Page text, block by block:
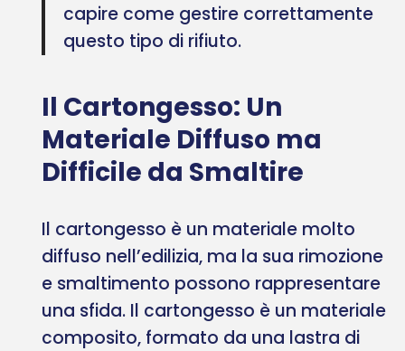
capire come gestire correttamente
questo tipo di rifiuto.
Il Cartongesso: Un
Materiale Diffuso ma
Difficile da Smaltire
Il cartongesso è un materiale molto
diffuso nell’edilizia, ma la sua rimozione
e smaltimento possono rappresentare
una sfida. Il cartongesso è un materiale
composito, formato da una lastra di